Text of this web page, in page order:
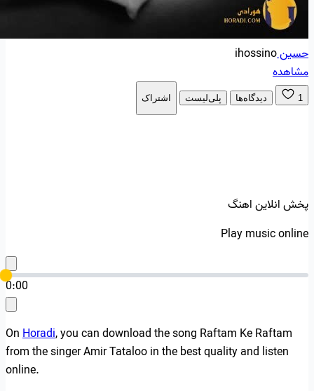
حسینihossino
مشاهده
1 دیدگاه‌ها پلی‌لیست اشتراک
پخش انلاین اهنگ
Play music online
0:00
OnHoradi, you can download the song Raftam Ke Raftam
from the singer Amir Tataloo in the best quality and listen
online.